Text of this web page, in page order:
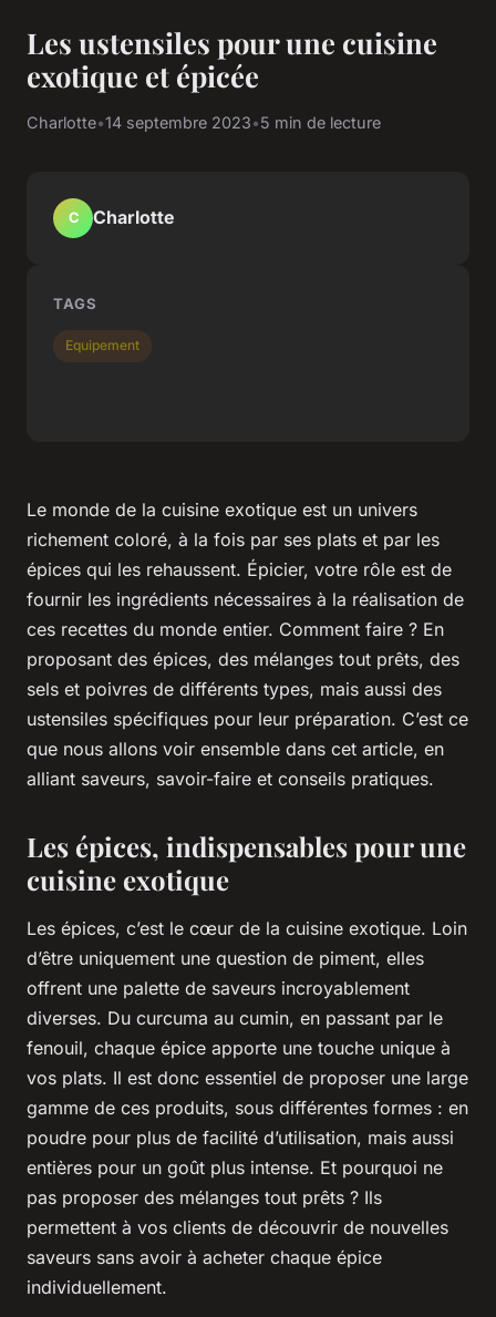
Les ustensiles pour une cuisine
exotique et épicée
Charlotte•14 septembre 2023•5 min de lecture
Le monde de la cuisine exotique est un univers
richement coloré, à la fois par ses plats et par les
épices qui les rehaussent. Épicier, votre rôle est de
fournir les ingrédients nécessaires à la réalisation de
ces recettes du monde entier. Comment faire ? En
proposant des épices, des mélanges tout prêts, des
sels et poivres de différents types, mais aussi des
ustensiles spécifiques pour leur préparation. C’est ce
que nous allons voir ensemble dans cet article, en
alliant saveurs, savoir-faire et conseils pratiques.
Les épices, indispensables pour une
cuisine exotique
Les épices, c’est le cœur de la cuisine exotique. Loin
d’être uniquement une question de piment, elles
offrent une palette de saveurs incroyablement
diverses. Du curcuma au cumin, en passant par le
fenouil, chaque épice apporte une touche unique à
vos plats. Il est donc essentiel de proposer une large
gamme de ces produits, sous différentes formes : en
poudre pour plus de facilité d’utilisation, mais aussi
entières pour un goût plus intense. Et pourquoi ne
pas proposer des mélanges tout prêts ? Ils
permettent à vos clients de découvrir de nouvelles
saveurs sans avoir à acheter chaque épice
individuellement.
C Charlotte
TAGS
Equipement